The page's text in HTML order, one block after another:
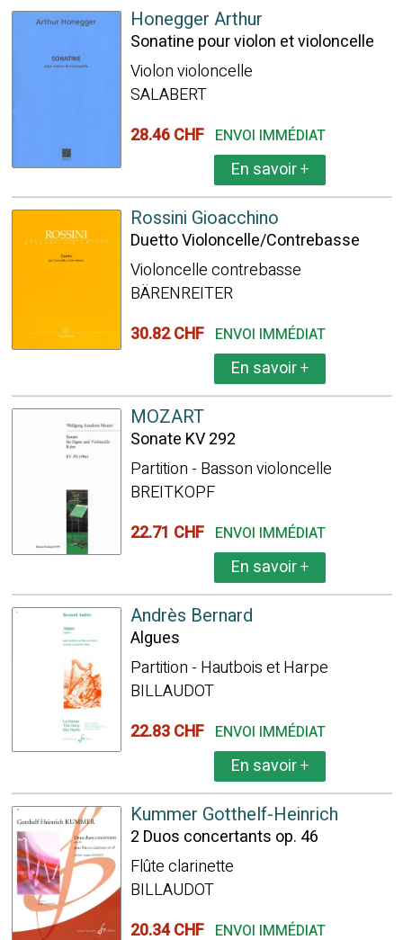
Honegger Arthur
Sonatine pour violon et violoncelle
Violon violoncelle
SALABERT
28.46 CHF ENVOI IMMÉDIAT
En savoir+
Rossini Gioacchino
Duetto Violoncelle/Contrebasse
Violoncelle contrebasse
BÄRENREITER
30.82 CHF ENVOI IMMÉDIAT
En savoir+
MOZART
Sonate KV 292
Partition - Basson violoncelle
BREITKOPF
22.71 CHF ENVOI IMMÉDIAT
En savoir+
Andrès Bernard
Algues
Partition - Hautbois et Harpe
BILLAUDOT
22.83 CHF ENVOI IMMÉDIAT
En savoir+
Kummer Gotthelf-Heinrich
2 Duos concertants op. 46
Flûte clarinette
BILLAUDOT
20.34 CHF ENVOI IMMÉDIAT